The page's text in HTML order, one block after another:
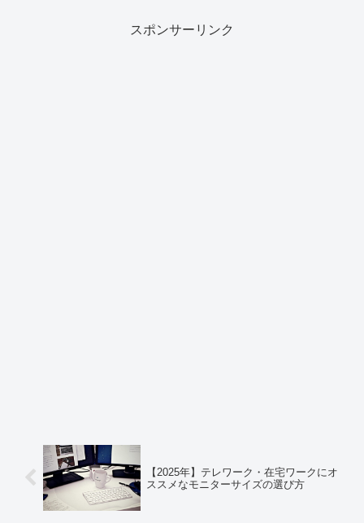
スポンサーリンク
【2025年】テレワーク・在宅ワークにオ
ススメなモニターサイズの選び方